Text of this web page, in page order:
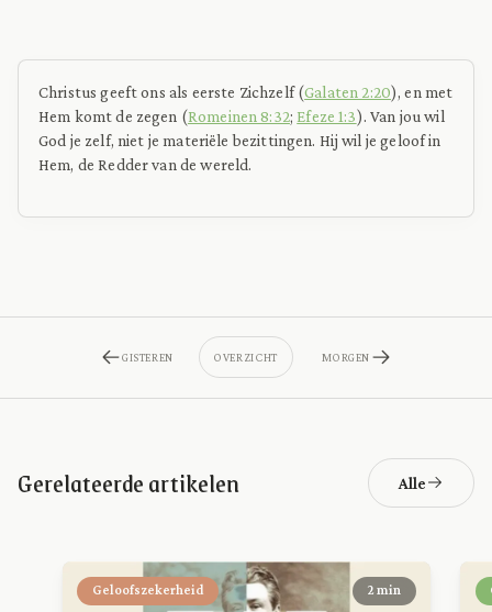
Christus geeft ons als eerste Zichzelf (Galaten 2:20), en met
Hem komt de zegen (Romeinen 8:32; Efeze 1:3). Van jou wil
God je zelf, niet je materiële bezittingen. Hij wil je geloof in
Hem, de Redder van de wereld.
GISTEREN OVERZICHT MORGEN
Gerelateerde artikelen Alle
Geloofszekerheid 2 min